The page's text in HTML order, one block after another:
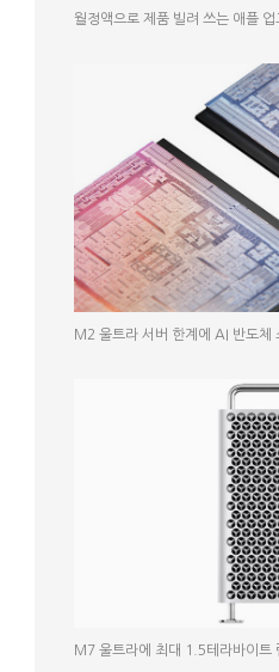
월정액으로 제품 빌려 쓰는 애플 업
M2 울트라 서버 한계에 AI 반도체
M7 울트라에 최대 1.5테라바이트